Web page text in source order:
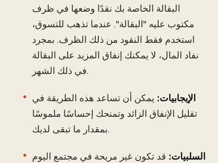
البقالة الخاصة بك نقدًا وضعها في ظرف
مكتوب عليه "البقالة". عندما تذهب للتسوق،
استخدم فقط النقود من ذلك الظرف. بمجرد
نفاد المال، لا يمكنك إنفاق المزيد على البقالة
في ذلك الشهر.
الإيجابيات: يمكن أن تساعد هذه الطريقة في
تقليل الإنفاق الزائد وتمنحك إحساسًا ملموسًا
بمقدار ما تبقى لديك.
السلبيات: قد تكون غير مريحة في مجتمع اليوم